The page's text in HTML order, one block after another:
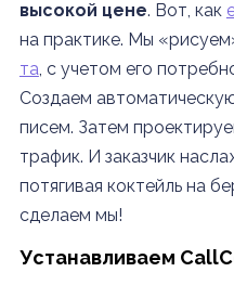
высокой цене. Вот, как
на практике. Мы
та , с учетом его
Создаем
писем. Затем
трафик. И заказчик
потягивая коктейль на
сделаем мы!
Устанавливаем